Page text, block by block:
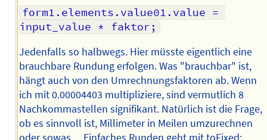
form1.elements.value01.value =
input_value * faktor;
Jedenfalls so halbwegs. Hier müsste eigentlich eine
brauchbare Rundung erfolgen. Was "brauchbar" ist,
hängt auch von den Umrechnungsfaktoren ab. Wenn
ich mit 0.00004403 multipliziere, sind vermutlich 8
Nachkommastellen signifikant. Natürlich ist die Frage,
ob es sinnvoll ist, Millimeter in Meilen umzurechnen